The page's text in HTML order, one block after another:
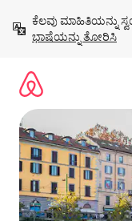
ಹೋಗಿ
ಕೆಲವು ಮಾಹಿತಿಯನ್ನು
ಭಾಷೆಯನ್ನು ತೋರಿಸಿ